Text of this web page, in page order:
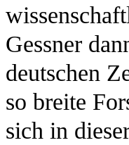
Gessner
deutschen
so breite
sich in